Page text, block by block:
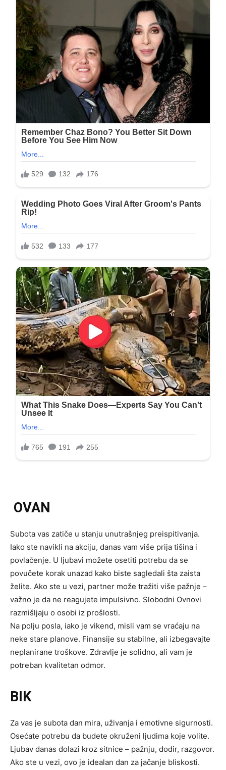
OVAN
Subota vas zatiče u stanju unutrašnjeg preispitivanja.
Iako ste navikli na akciju, danas vam više prija tišina i
povlačenje. U ljubavi možete osetiti potrebu da se
povučete korak unazad kako biste sagledali šta zaista
želite. Ako ste u vezi, partner može tražiti više pažnje –
važno je da ne reagujete impulsivno. Slobodni Ovnovi
razmišljaju o osobi iz prošlosti.
Na polju posla, iako je vikend, misli vam se vraćaju na
neke stare planove. Finansije su stabilne, ali izbegavajte
neplanirane troškove. Zdravlje je solidno, ali vam je
potreban kvalitetan odmor.
BIK
Za vas je subota dan mira, uživanja i emotivne sigurnosti.
Osećate potrebu da budete okruženi ljudima koje volite.
Ljubav danas dolazi kroz sitnice – pažnju, dodir, razgovor.
Ako ste u vezi, ovo je idealan dan za jačanje bliskosti.